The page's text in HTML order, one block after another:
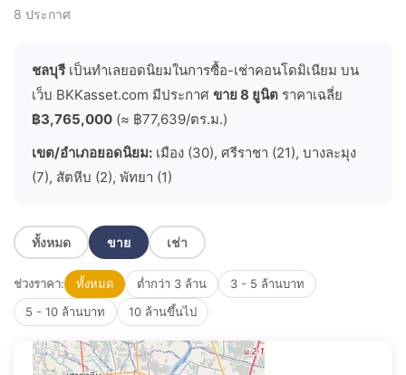
8 ประกาศ
ชลบุรีเป็นทำเลยอดนิยมในการซื้อ-เช่าคอนโดมิเนียม บน
เว็บ BKKasset.com มีประกาศ ขาย 8 ยูนิต ราคาเฉลี่ย
฿3,765,000 (≈ ฿77,639/ตร.ม.)
เขต/อำเภอยอดนิยม: เมือง (30), ศรีราชา (21), บางละมุง
(7), สัตหีบ (2), พัทยา (1)
ทั้งหมด ขาย เช่า
ช่วงราคา: ทั้งหมด ต่ำกว่า 3 ล้าน
3 - 5 ล้านบาท
5 - 10 ล้านบาท
10 ล้านขึ้นไป